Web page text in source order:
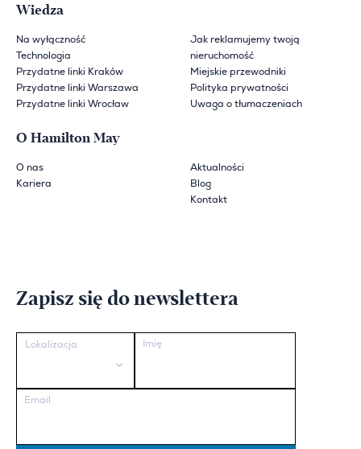
Wiedza
Na wyłączność
Technologia
Przydatne linki Kraków
Przydatne linki Warszawa
Przydatne linki Wrocław
Jak reklamujemy twoją
nieruchomość
Miejskie przewodniki
Polityka prywatności
Uwaga o tłumaczeniach
O Hamilton May
O nas
Kariera
Aktualności
Blog
Kontakt
Zapisz się do newslettera
Lokalizacja Imię
Email